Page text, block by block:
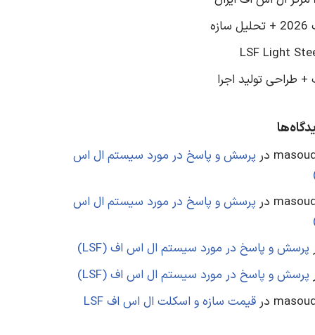
LSF Light
طراحی تولید اجرا
در پرسش و پاسخ در مورد سیستم ال اس
در پرسش و پاسخ در مورد سیستم ال اس
پرسش و پاسخ در مورد سیستم ال اس اف (LSF)
پرسش و پاسخ در مورد سیستم ال اس اف (LSF)
در قیمت سازه و اسکلت ال اس اف LSF